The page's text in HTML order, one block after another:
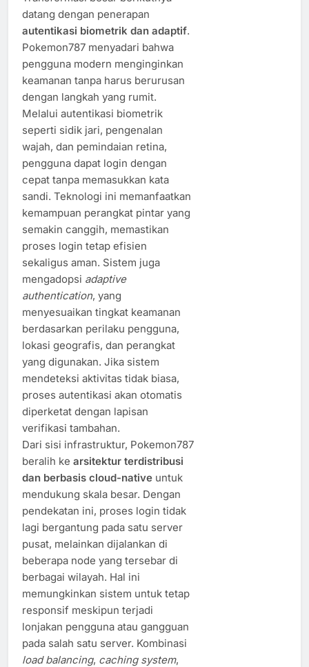
datang dengan penerapan
autentikasi biometrik dan adaptif.
Pokemon787 menyadari bahwa
pengguna modern menginginkan
keamanan tanpa harus berurusan
dengan langkah yang rumit.
Melalui autentikasi biometrik
seperti sidik jari, pengenalan
wajah, dan pemindaian retina,
pengguna dapat login dengan
cepat tanpa memasukkan kata
sandi. Teknologi ini memanfaatkan
kemampuan perangkat pintar yang
semakin canggih, memastikan
proses login tetap efisien
sekaligus aman. Sistem juga
mengadopsi adaptive
authentication, yang
menyesuaikan tingkat keamanan
berdasarkan perilaku pengguna,
lokasi geografis, dan perangkat
yang digunakan. Jika sistem
mendeteksi aktivitas tidak biasa,
proses autentikasi akan otomatis
diperketat dengan lapisan
verifikasi tambahan.
Dari sisi infrastruktur, Pokemon787
beralih ke arsitektur terdistribusi
dan berbasis cloud-native untuk
mendukung skala besar. Dengan
pendekatan ini, proses login tidak
lagi bergantung pada satu server
pusat, melainkan dijalankan di
beberapa node yang tersebar di
berbagai wilayah. Hal ini
memungkinkan sistem untuk tetap
responsif meskipun terjadi
lonjakan pengguna atau gangguan
pada salah satu server. Kombinasi
load balancing, caching system,